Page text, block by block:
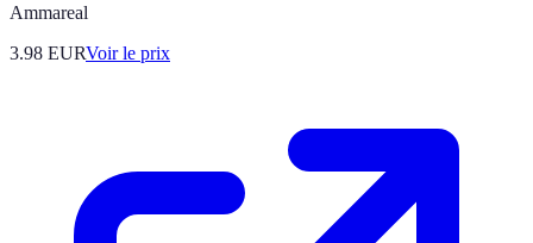
Ammareal
3.98 EURVoir le prix